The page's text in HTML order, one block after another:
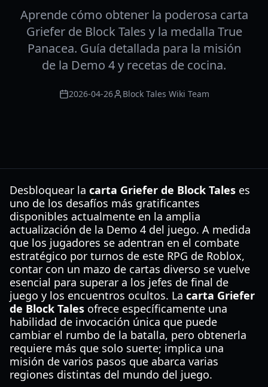
Aprende cómo obtener la poderosa carta
Griefer de Block Tales y la medalla True
Panacea. Guía detallada para la misión
de la Demo 4 y recetas de cocina.
2026-04-26 Block Tales Wiki Team
Desbloquear la carta Griefer de Block Tales es
uno de los desafíos más gratificantes
disponibles actualmente en la amplia
actualización de la Demo 4 del juego. A medida
que los jugadores se adentran en el combate
estratégico por turnos de este RPG de Roblox,
contar con un mazo de cartas diverso se vuelve
esencial para superar a los jefes de final de
juego y los encuentros ocultos. La carta Griefer
de Block Tales ofrece específicamente una
habilidad de invocación única que puede
cambiar el rumbo de la batalla, pero obtenerla
requiere más que solo suerte; implica una
misión de varios pasos que abarca varias
regiones distintas del mundo del juego.